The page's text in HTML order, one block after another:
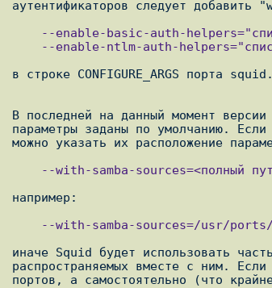
в строке CONFIGURE_ARGS порта squid.
В последней на данный момент
параметры заданы по умолчанию.
иначе Squid будет использовать
распространяемых вместе с ним.
портов, а самостоятельно (что